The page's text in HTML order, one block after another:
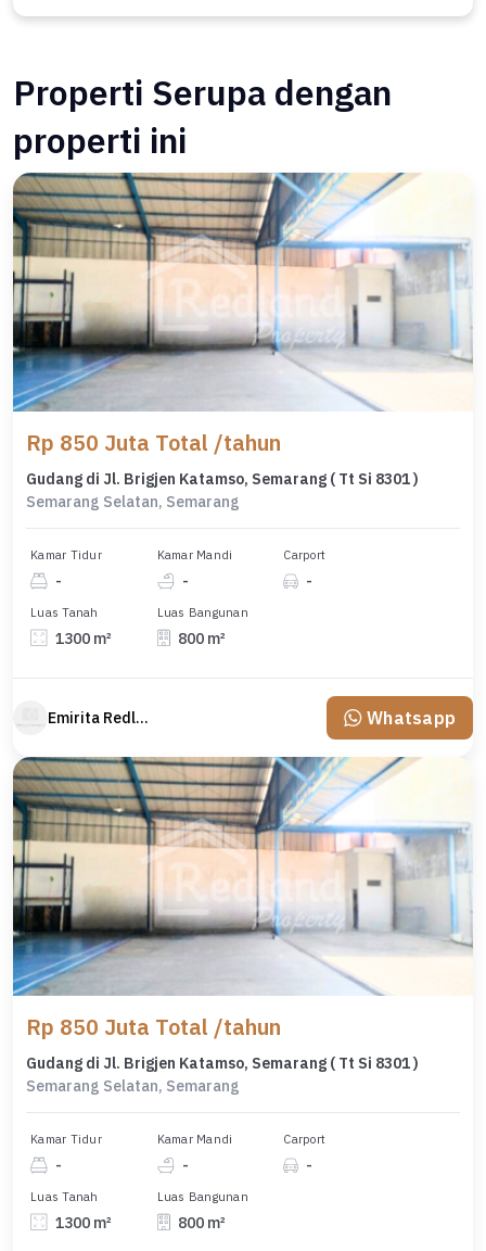
Properti Serupa dengan
properti ini
Rp 850 Juta Total /tahun
Gudang di Jl. Brigjen Katamso, Semarang ( Tt Si 8301 )
Semarang Selatan, Semarang
Kamar Tidur
-
Kamar Mandi
-
Carport
-
Luas Tanah
1300 m²
Luas Bangunan
800 m²
Emirita Redland Whatsapp
Rp 850 Juta Total /tahun
Gudang di Jl. Brigjen Katamso, Semarang ( Tt Si 8301 )
Semarang Selatan, Semarang
Kamar Tidur
-
Kamar Mandi
-
Carport
-
Luas Tanah
1300 m²
Luas Bangunan
800 m²